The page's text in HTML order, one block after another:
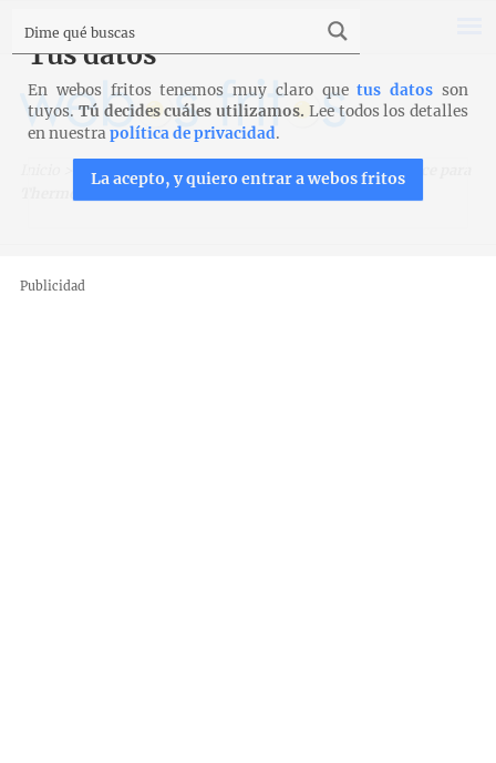
Recetas Postres y tartas >
Tarta de queso Florence para
Publicidad
Tus datos
En webos fritos tenemos muy claro quetus datos son
tuyos. Tú decides cuáles utilizamos. Lee todos los detalles
en nuestrapolítica de privacidad.
La acepto, y quiero entrar a webos fritos